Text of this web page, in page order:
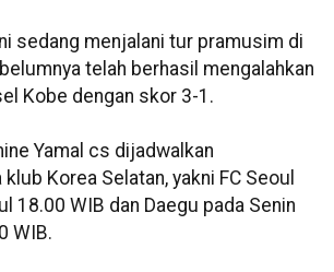
sedang menjalani tur pramusim di
telah berhasil mengalahkan
Kobe dengan skor 3-1.
Yamal cs dijadwalkan
Korea Selatan, yakni FC Seoul
18.00 WIB dan Daegu pada Senin
WIB.